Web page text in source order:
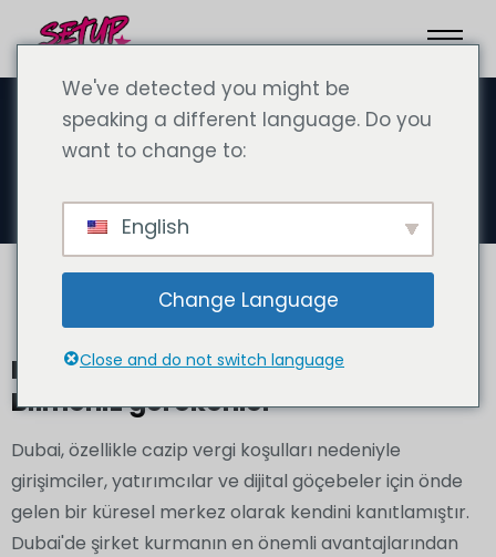
0% Vergiler
Dubai'de vergi avantajları -
Bilmeniz gerekenler
Dubai, özellikle cazip vergi koşulları nedeniyle
girişimciler, yatırımcılar ve dijital göçebeler için önde
gelen bir küresel merkez olarak kendini kanıtlamıştır.
Dubai'de şirket kurmanın en önemli avantajlarından
We've detected you might be
speaking a different language. Do you
want to change to:
English
Change Language
Close and do not switch language